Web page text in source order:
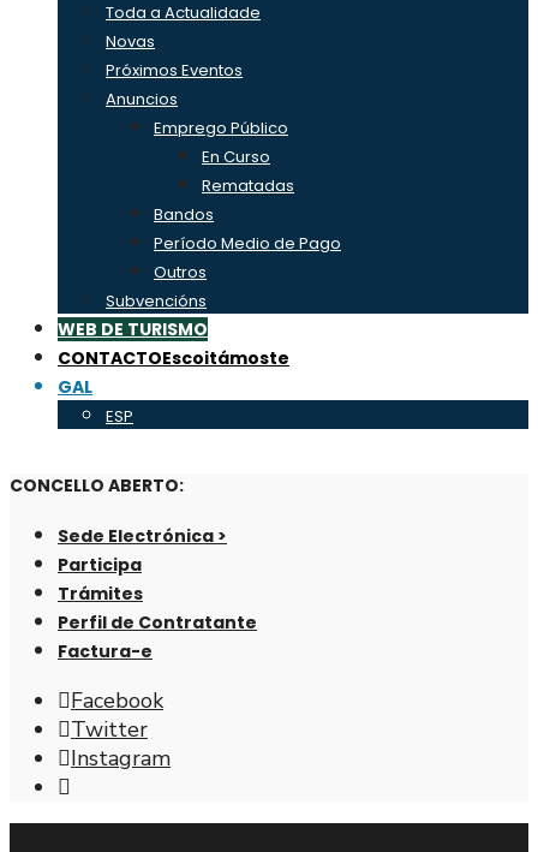
Toda a Actualidade
Novas
Próximos Eventos
Anuncios
Emprego Público
En Curso
Rematadas
Bandos
Período Medio de Pago
Outros
Subvencións
WEB DE TURISMO
CONTACTOEscoitámoste
GAL
ESP
CONCELLO ABERTO:
Sede Electrónica >
Participa
Trámites
Perfil de Contratante
Factura-e
Facebook
Twitter
Instagram